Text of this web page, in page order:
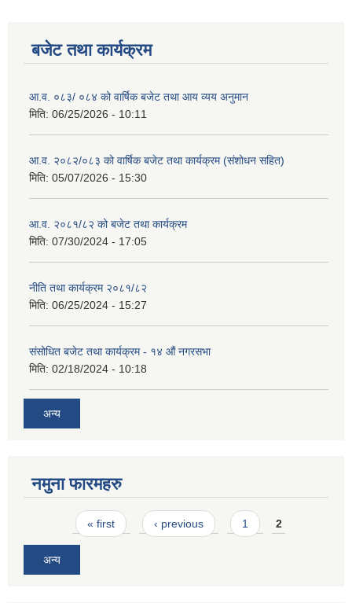
बजेट तथा कार्यक्रम
आ.व. ०८३/ ०८४ को वार्षिक बजेट तथा आय व्यय अनुमान
मिति: 06/25/2026 - 10:11
आ.व. २०८२/०८३ को वार्षिक बजेट तथा कार्यक्रम (संशोधन सहित)
मिति: 05/07/2026 - 15:30
आ.व. २०८१/८२ को बजेट तथा कार्यक्रम
मिति: 07/30/2024 - 17:05
नीति तथा कार्यक्रम २०८१/८२
मिति: 06/25/2024 - 15:27
संसोधित बजेट तथा कार्यक्रम - १४ औं नगरसभा
मिति: 02/18/2024 - 10:18
अन्य
नमुना फारमहरु
Pages« first ‹ previous 1 2
अन्य